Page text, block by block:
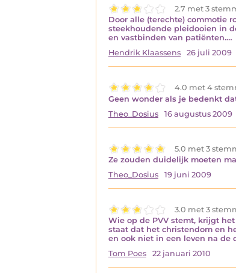
2.7 met 3
Door alle (terechte) commotie
steekhoudende pleidooien in
en vastbinden van patiënten.…
Hendrik Klaassens
26 juli 2009
4.0 met 4
Geen wonder als je bedenkt
Theo_Dosius
16 augustus 2009
5.0 met 3
Ze zouden duidelijk moeten
Theo_Dosius
19 juni 2009
3.0 met 3
Wie op de PVV stemt, krijgt
staat dat het christendom en
en ook niet in een leven na de
Tom Poes
22 januari 2010